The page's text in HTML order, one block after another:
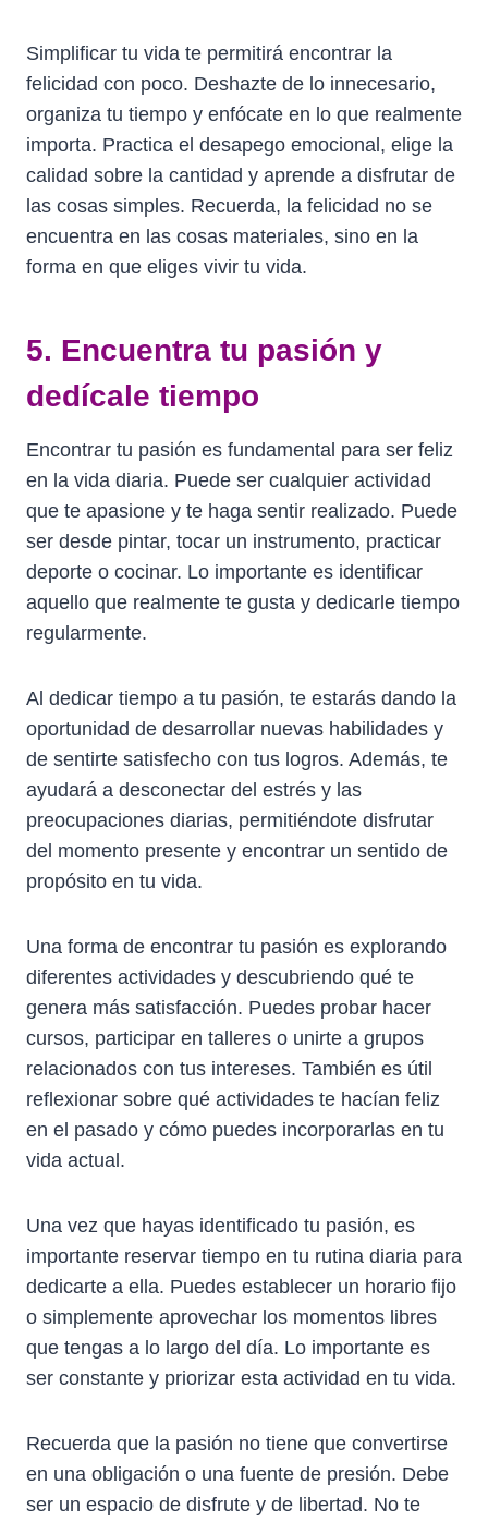
Simplificar tu vida te permitirá encontrar la
felicidad con poco. Deshazte de lo innecesario,
organiza tu tiempo y enfócate en lo que realmente
importa. Practica el desapego emocional, elige la
calidad sobre la cantidad y aprende a disfrutar de
las cosas simples. Recuerda, la felicidad no se
encuentra en las cosas materiales, sino en la
forma en que eliges vivir tu vida.
5. Encuentra tu pasión y
dedícale tiempo
Encontrar tu pasión es fundamental para ser feliz
en la vida diaria. Puede ser cualquier actividad
que te apasione y te haga sentir realizado. Puede
ser desde pintar, tocar un instrumento, practicar
deporte o cocinar. Lo importante es identificar
aquello que realmente te gusta y dedicarle tiempo
regularmente.
Al dedicar tiempo a tu pasión, te estarás dando la
oportunidad de desarrollar nuevas habilidades y
de sentirte satisfecho con tus logros. Además, te
ayudará a desconectar del estrés y las
preocupaciones diarias, permitiéndote disfrutar
del momento presente y encontrar un sentido de
propósito en tu vida.
Una forma de encontrar tu pasión es explorando
diferentes actividades y descubriendo qué te
genera más satisfacción. Puedes probar hacer
cursos, participar en talleres o unirte a grupos
relacionados con tus intereses. También es útil
reflexionar sobre qué actividades te hacían feliz
en el pasado y cómo puedes incorporarlas en tu
vida actual.
Una vez que hayas identificado tu pasión, es
importante reservar tiempo en tu rutina diaria para
dedicarte a ella. Puedes establecer un horario fijo
o simplemente aprovechar los momentos libres
que tengas a lo largo del día. Lo importante es
ser constante y priorizar esta actividad en tu vida.
Recuerda que la pasión no tiene que convertirse
en una obligación o una fuente de presión. Debe
ser un espacio de disfrute y de libertad. No te